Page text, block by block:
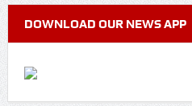
DOWNLOAD OUR NEWS APP